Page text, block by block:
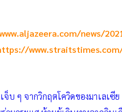
news/
จ็บ ๆ จากวิกฤตโควิดของมาเลเซีย